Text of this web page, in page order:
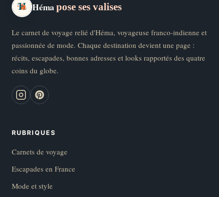
Hémapose ses valises
Le carnet de voyage relié d'Héma, voyageuse franco-indienne et
passionnée de mode. Chaque destination devient une page :
récits, escapades, bonnes adresses et looks rapportés des quatre
coins du globe.
RUBRIQUES
Carnets de voyage
Escapades en France
Mode et style